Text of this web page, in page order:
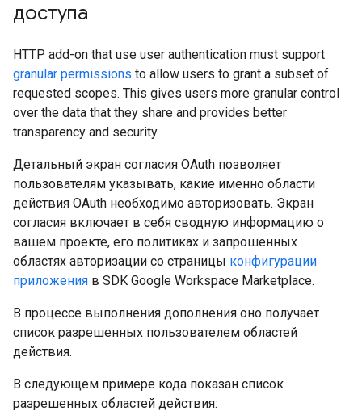
доступа
HTTP add-on that use user authentication must support
granular permissions to allow users to grant a subset of
requested scopes. This gives users more granular control
over the data that they share and provides better
transparency and security.
Детальный экран согласия OAuth позволяет
пользователям указывать, какие именно области
действия OAuth необходимо авторизовать. Экран
согласия включает в себя сводную информацию о
вашем проекте, его политиках и запрошенных
областях авторизации со страницы конфигурации
приложения в SDK Google Workspace Marketplace.
В процессе выполнения дополнения оно получает
список разрешенных пользователем областей
действия.
В следующем примере кода показан список
разрешенных областей действия: